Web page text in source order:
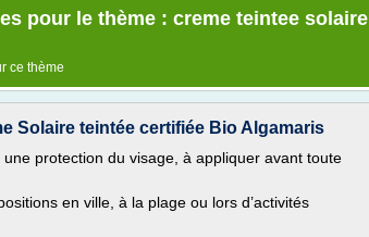
pour le thème : creme teintee solaire
ce thème
Solaire teintée certifiée Bio Algamaris
protection du visage, à appliquer avant toute
en ville, à la plage ou lors d’activités